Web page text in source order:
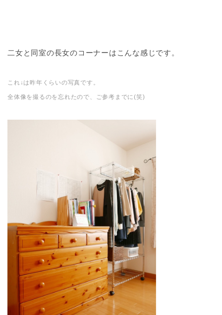
二女と同室の長女のコーナーはこんな感じです。
これ ↓ は昨年くらいの写真です。
全体像を撮るのを忘れたので、ご参考までに(笑)